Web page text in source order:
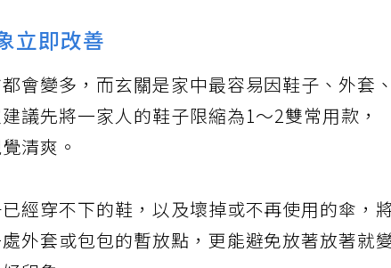
立即改善
會變多，而玄關是家中最容易因鞋子、外套、
議先將一家人的鞋子限縮為1～2雙常用款，
清爽。
經穿不下的鞋，以及壞掉或不再使用的傘，
外套或包包的暫放點，更能避免放著放著就